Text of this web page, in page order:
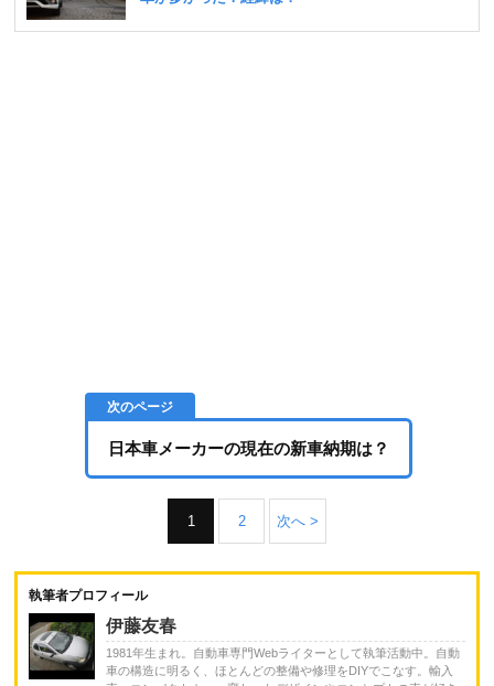
日本車メーカーの現在の新車納期は？
1 2 次へ >
執筆者プロフィール
伊藤友春
1981年生まれ。自動車専門Webライターとして執筆活動中。自動
車の構造に明るく、ほとんどの整備や修理をDIYでこなす。輸入